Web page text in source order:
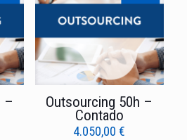
– Outsourcing 50h –
Contado
4.050,00€